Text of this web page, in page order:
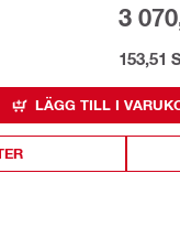
3
153,51
LÄGG TILL I